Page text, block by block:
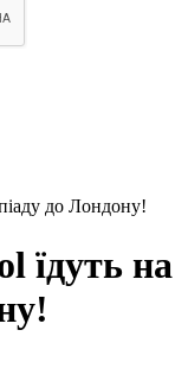
до Лондону!
їдуть на